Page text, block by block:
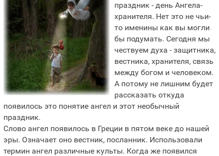
праздник - день Ангела-
хранителя. Нет это не чьи-
то именины как вы могли
бы подумать. Сегодня мы
чествуем духа - защитника,
вестника, хранителя, связь
между богом и человеком.
А потому не лишним будет
рассказать откуда
появилось это понятие ангел и этот необычный
праздник.
Слово ангел появилось в Греции в пятом веке до нашей
эры. Означает оно вестник, посланник. Использовали
термин ангел различные культы. Когда же появился